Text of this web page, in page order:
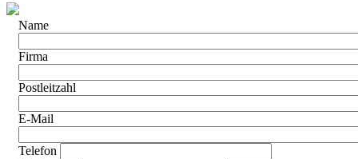
Name
Firma
Postleitzahl
E-Mail
Telefon